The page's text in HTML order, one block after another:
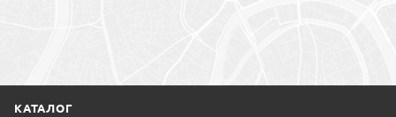
КАТАЛОГ